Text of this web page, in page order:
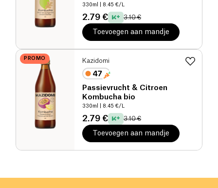
330ml | 8.45 €/L
2.79 € 3.10 €
Toevoegen aan mandje
PROMO Kazidomi
Passievrucht & Citroen
Kombucha bio
330ml | 8.45 €/L
2.79 € 3.10 €
Toevoegen aan mandje